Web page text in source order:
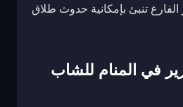
تنبئ بإمكانية حدوث طلاق
في المنام للشاب